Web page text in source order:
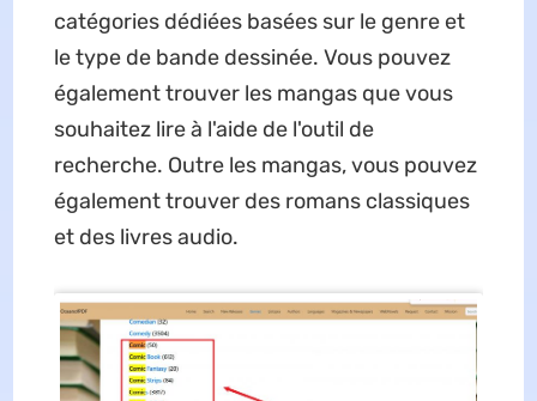
catégories dédiées basées sur le genre et
le type de bande dessinée. Vous pouvez
également trouver les mangas que vous
souhaitez lire à l'aide de l'outil de
recherche. Outre les mangas, vous pouvez
également trouver des romans classiques
et des livres audio.